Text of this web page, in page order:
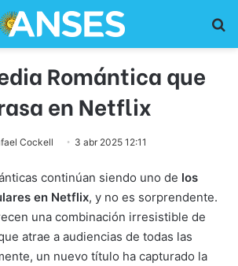
Romántica que
en Netflix
Cockell 3 abr 2025 12:11
continúan siendo uno de los
en Netflix, y no es sorprendente.
una combinación irresistible de
atrae a audiencias de todas las
un nuevo título ha capturado la